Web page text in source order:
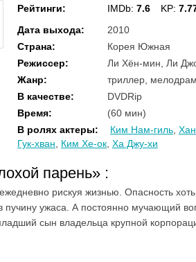
Рейтинги: IMDb: 7.6 KP:
Дата выхода:
2010
Страна:
Корея Южная
Режиссер:
Ли Хён-мин, Ли
Жанр:
триллер,
В качестве:
DVDRip
Время:
(60 мин)
В ролях актеры: Ким Нам-гиль
Гук-хван
Ким Хе-ок Ха Джу-хи
парень» :
рискуя жизнью. Опасность
пучину ужаса. А постоянно мучающий
сын владельца крупной